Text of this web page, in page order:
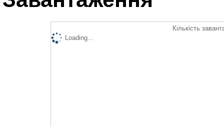
Кількість
Loading...